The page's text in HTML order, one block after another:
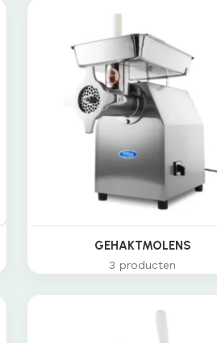
GEHAKTMOLENS
3 producten